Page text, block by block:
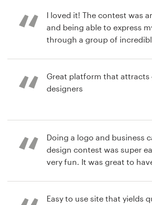
il y a un an
activefamilychiroAZ
Bekijk hun logo wedstrijd
wedstrijd
I loved it! The contest was
and being able to express
through a group of
Scottsteamboat
Bekijk hun logo wedstrijd
Great platform that attracts
designers
Doing a logo and business
design contest was super
very fun. It was great to
when I had to put my
Easy to use site that yields
+49 30 568 377 84
Helpcentrum
Bronnen
Word een designer